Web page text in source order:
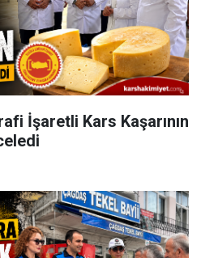
İşaretli Kars Kaşarının